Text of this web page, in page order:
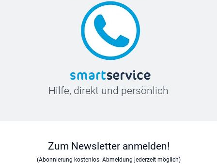
Hilfe, direkt und persönlich
Zum Newsletter anmelden!
(Abonnierung kostenlos. Abmeldung jederzeit möglich)